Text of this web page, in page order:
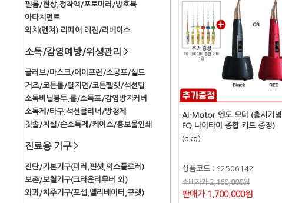
필름/현상,정착액/포토미러/방호복
아타치먼트
의치(덴쳐) 리페어 레진/리베이스
소독/감염예방/위생관리 >
글러브/마스크/에이프런/소공포/실드
거즈/코튼롤/탈지면/코튼펠렛/석션팁
소독비닐봉투,롤/소독포/감염방지커버
소독제/타구,석션클리너/방청제
칫솔/치실/손소독제/케이스/홍보물인쇄
진료용 기구 >
진단/기본기구(미러,핀셋,익스플로러)
보존/보철기구(크라운리무버 외)
외과/치주기구(포셉,엘리베이터,큐렛)
Ai-Motor 엔도 모터 (출시기념
FQ 나이타이 종합 키트 증정)
(pkg)
상품코드 : S2506142
소비자가 2,160,000원
판매가 1,700,000원